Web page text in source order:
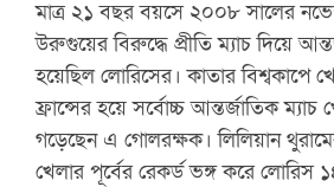
মাত্র ২১ বছর বয়সে ২০০৮ সালের
উরুগুয়ের বিরুদ্ধে প্রীতি ম্যাচ দিয়ে
হয়েছিল লোরিসের। কাতার বিশ্বকাপে
ফ্রান্সের হয়ে সর্বোচ্চ আন্তর্জাতিক ম্যাচ
গড়েছেন এ গোলরক্ষক। লিলিয়ান
খেলার পূর্বের রেকর্ড ভঙ্গ করে লোরিস